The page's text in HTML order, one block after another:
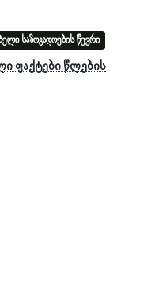
საზოგადოების წევრი